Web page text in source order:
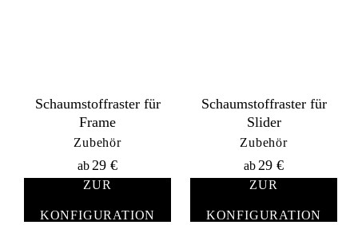
Schaumstoffraster für
Frame
Zubehör
ab29 €
ZUR
KONFIGURATION
Schaumstoffraster für
Slider
Zubehör
ab29 €
ZUR
KONFIGURATION